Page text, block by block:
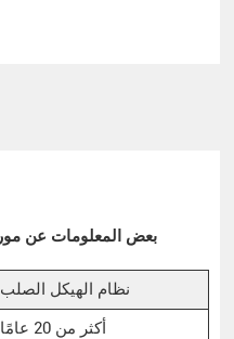
نظام الهيكل الصلب
أكثر من 20 عامًا